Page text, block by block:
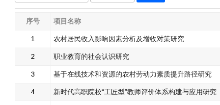
序号 项目名称
1 农村居民收入影响因素分析及增收对策研究
2 职业教育的社会认识研究
3 基于在线技术和资源的农村劳动力素质提升路径研究
4 新时代高职院校“工匠型”教师评价体系构建与应用研究